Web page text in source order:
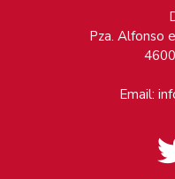
Pza. Alfonso
Email: